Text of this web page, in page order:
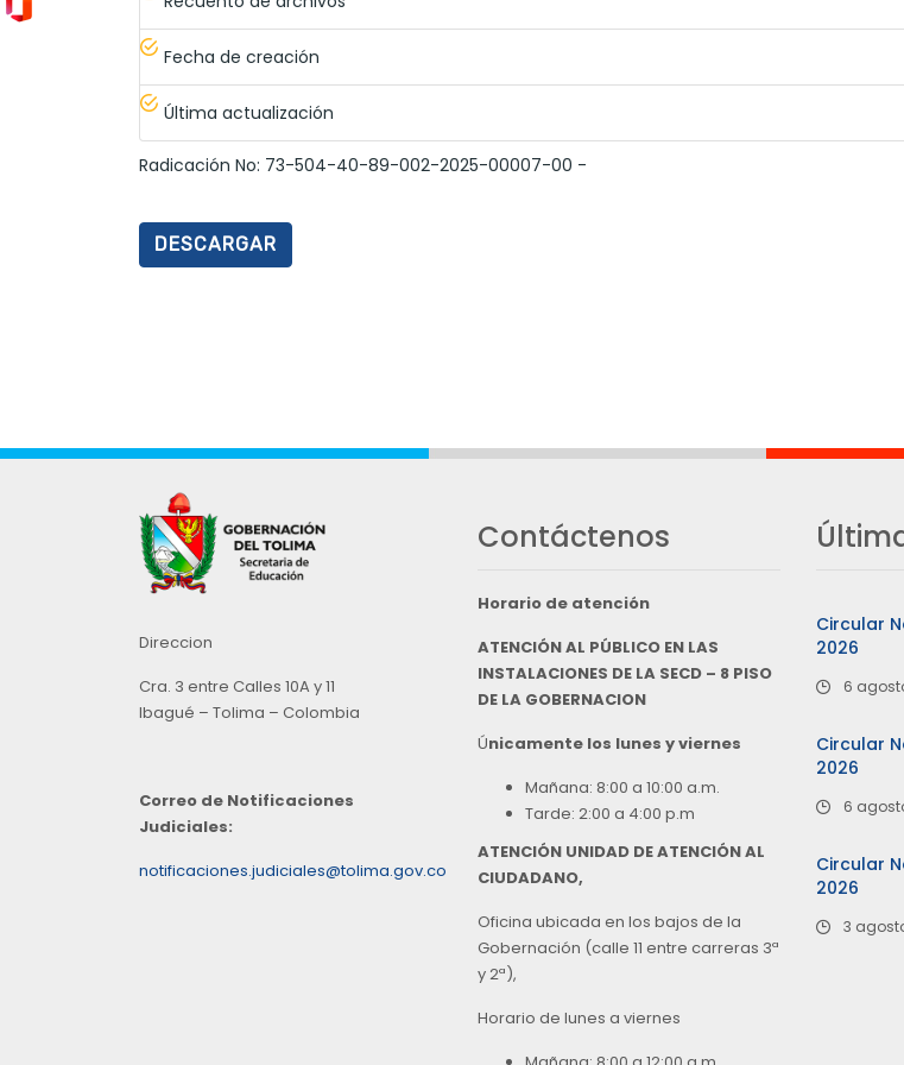
Fecha de creación
Última actualización
Radicación No: 73-504-40-89-002-2025-00007-00 -
DESCARGAR
Direccion
Cra. 3 entre Calles 10A y 11
Ibagué – Tolima – Colombia
Correo de Notificaciones
Judiciales:
notificaciones.judiciales@tolima.gov.co
Contáctenos
Horario de atención
ATENCIÓN AL PÚBLICO EN LAS
INSTALACIONES DE LA SECD – 8 PISO
DE LA GOBERNACION
Únicamente los lunes y viernes
Mañana: 8:00 a 10:00 a.m.
Tarde: 2:00 a 4:00 p.m
ATENCIÓN UNIDAD DE ATENCIÓN AL
CIUDADANO,
Oficina ubicada en los bajos de la
Gobernación (calle 11 entre carreras 3ª
y 2ª),
Horario de lunes a viernes
Circular
2026
6
Circular
2026
6
Circular
2026
3